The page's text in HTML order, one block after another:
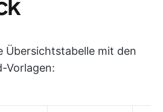
Übersichtstabelle mit den
Vorlagen: